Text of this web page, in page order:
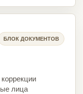
БЛОК ДОКУМЕНТОВ
лица